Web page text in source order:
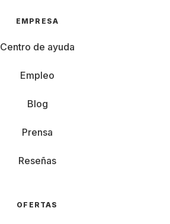
EMPRESA
Centro de ayuda
Empleo
Blog
Prensa
Reseñas
OFERTAS